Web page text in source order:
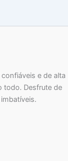
e de alta
todo. Desfrute de